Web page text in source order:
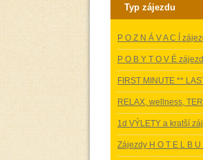
Typ zájezdu
P O Z N Á V A C Í
P O B Y T O V É
FIRST MINUTE **
RELAX, wellness,
1d VÝLETY a kratší
Zájezdy H O T E L B U